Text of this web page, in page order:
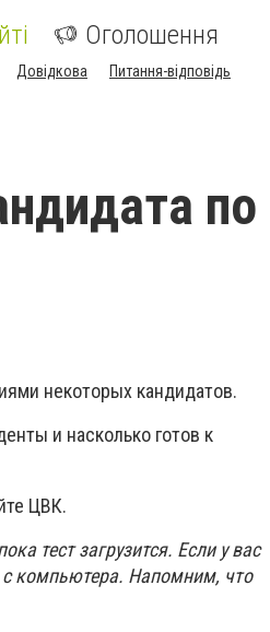
Оголошення
Довідкова Питання-відповідь
по
некоторых кандидатов.
и насколько готов к
ЦВК.
тест загрузится. Если у вас
с компьютера. Напомним, что